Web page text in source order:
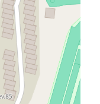
měsíc
17 m²